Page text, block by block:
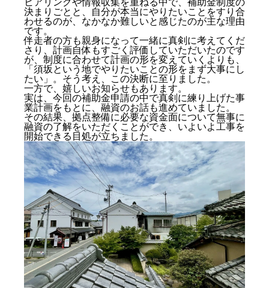
決まりごとと、自分が本当にやりたいことをすり合
わせるのが、なかなか難しいと感じたのが主な理由
です。
伴走者の方も親身になって一緒に真剣に考えてくだ
さり、計画自体もすごく評価していただいたのです
が、制度に合わせて計画の形を変えていくよりも、
「須坂という地でやりたいことの形をまず大事にし
たい」。そう考え、この決断に至りました。
一方で、嬉しいお知らせもあります。
実は、今回の補助金申請の中で真剣に練り上げた事
業計画をもとに、融資のお話も進めていました。
その結果、拠点整備に必要な資金面について無事に
融資の了解をいただくことができ、いよいよ工事を
開始できる目処が立ちました。